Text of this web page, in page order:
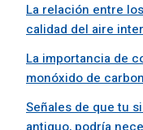
La relación entre
calidad del aire
La importancia de
monóxido de
Señales de que tu